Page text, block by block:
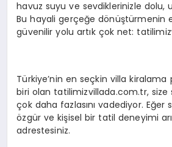
havuz suyu ve sevdiklerinizle dolu,
Bu hayali gerçeğe dönüştürmenin
güvenilir yolu artık çok net:
Türkiye’nin en seçkin villa kiralama
biri olan tatilimizvillada.com.tr, size
çok daha fazlasını vadediyor. Eğer
özgür ve kişisel bir tatil deneyimi
adrestesiniz.